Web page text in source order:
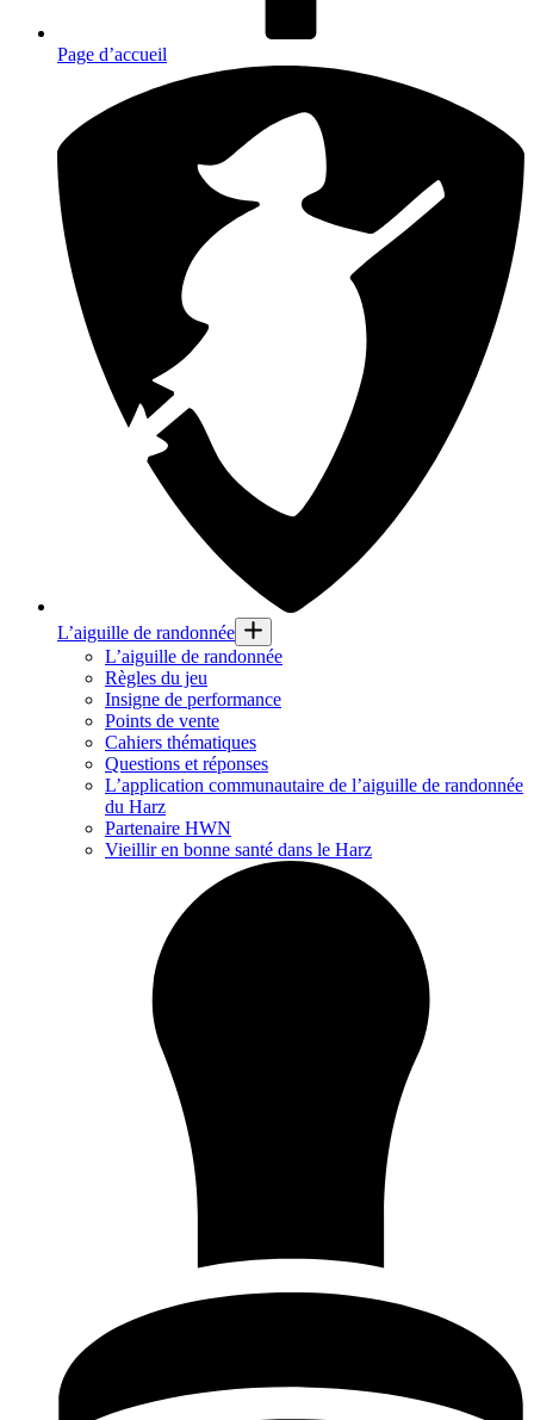
Page d’accueil
L’aiguille de randonnée
L’aiguille de randonnée
Règles du jeu
Insigne de performance
Points de vente
Cahiers thématiques
Questions et réponses
L’application communautaire de l’aiguille de randonnée
du Harz
Partenaire HWN
Vieillir en bonne santé dans le Harz